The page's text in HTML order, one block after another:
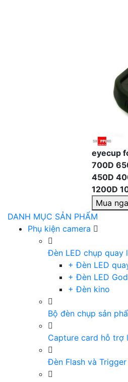
eyecup
700D
450D
1200D
Mua
DANH MỤC SẢN PHẨM
Phụ kiện camera
Đèn LED chụp quay
+ Đèn LED
+ Đèn LED
+ Đèn kino
Bộ đèn chụp sản
Capture card hỗ trợ
Đèn Flash và Trigger